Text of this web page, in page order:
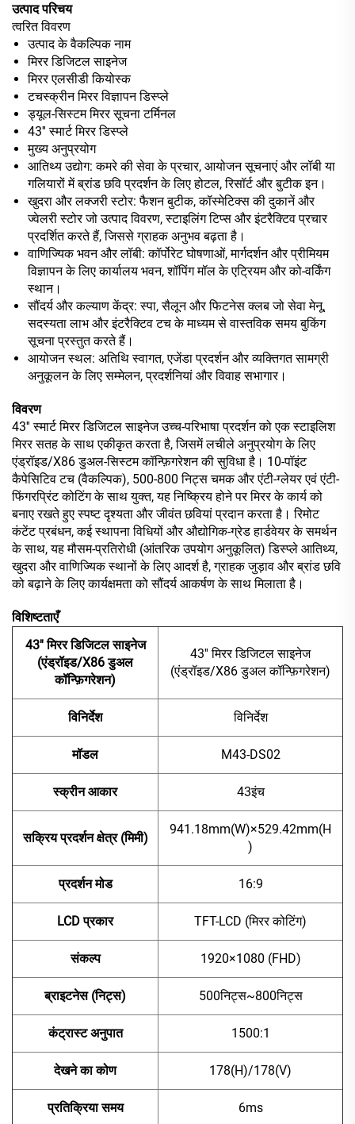
उत्पाद परिचय
त्वरित विवरण
उत्पाद के वैकल्पिक नाम
मिरर डिजिटल साइनेज
मिरर एलसीडी कियोस्क
टचस्क्रीन मिरर विज्ञापन डिस्प्ले
ड्यूल-सिस्टम मिरर सूचना टर्मिनल
43'' स्मार्ट मिरर डिस्प्ले
मुख्य अनुप्रयोग
आतिथ्य उद्योग: कमरे की सेवा के प्रचार, आयोजन सूचनाएं और लॉबी या
गलियारों में ब्रांड छवि प्रदर्शन के लिए होटल, रिसॉर्ट और बुटीक इन।
खुदरा और लक्जरी स्टोर: फैशन बुटीक, कॉस्मेटिक्स की दुकानें और
ज्वेलरी स्टोर जो उत्पाद विवरण, स्टाइलिंग टिप्स और इंटरैक्टिव प्रचार
प्रदर्शित करते हैं, जिससे ग्राहक अनुभव बढ़ता है।
वाणिज्यिक भवन और लॉबी: कॉर्पोरेट घोषणाओं, मार्गदर्शन और प्रीमियम
विज्ञापन के लिए कार्यालय भवन, शॉपिंग मॉल के एट्रियम और को-वर्किंग
स्थान।
सौंदर्य और कल्याण केंद्र: स्पा, सैलून और फिटनेस क्लब जो सेवा मेनू,
सदस्यता लाभ और इंटरैक्टिव टच के माध्यम से वास्तविक समय बुकिंग
सूचना प्रस्तुत करते हैं।
आयोजन स्थल: अतिथि स्वागत, एजेंडा प्रदर्शन और व्यक्तिगत सामग्री
अनुकूलन के लिए सम्मेलन, प्रदर्शनियां और विवाह सभागार।
विवरण
43'' स्मार्ट मिरर डिजिटल साइनेज उच्च-परिभाषा प्रदर्शन को एक स्टाइलिश
मिरर सतह के साथ एकीकृत करता है, जिसमें लचीले अनुप्रयोग के लिए
एंड्रॉइड/X86 डुअल-सिस्टम कॉन्फ़िगरेशन की सुविधा है। 10-पॉइंट
कैपेसिटिव टच (वैकल्पिक), 500-800 निट्स चमक और एंटी-ग्लेयर एवं एंटी-
फिंगरप्रिंट कोटिंग के साथ युक्त, यह निष्क्रिय होने पर मिरर के कार्य को
बनाए रखते हुए स्पष्ट दृश्यता और जीवंत छवियां प्रदान करता है। रिमोट
कंटेंट प्रबंधन, कई स्थापना विधियों और औद्योगिक-ग्रेड हार्डवेयर के समर्थन
के साथ, यह मौसम-प्रतिरोधी (आंतरिक उपयोग अनुकूलित) डिस्प्ले आतिथ्य,
खुदरा और वाणिज्यिक स्थानों के लिए आदर्श है, ग्राहक जुड़ाव और ब्रांड छवि
को बढ़ाने के लिए कार्यक्षमता को सौंदर्य आकर्षण के साथ मिलाता है।
विशिष्टताएँ
43'' मिरर डिजिटल साइनेज
(एंड्रॉइड/X86 डुअल
कॉन्फ़िगरेशन)
43'' मिरर डिजिटल साइनेज
(एंड्रॉइड/X86 डुअल कॉन्फ़िगरेशन)
विनिर्देश विनिर्देश
मॉडल M43-DS02
स्क्रीन आकार 43इंच
सक्रिय प्रदर्शन क्षेत्र (मिमी)
941.18mm(W)×529.42mm(H
)
प्रदर्शन मोड 16:9
LCD प्रकार TFT-LCD (मिरर कोटिंग)
संकल्प 1920×1080 (FHD)
ब्राइटनेस (निट्स) 500निट्स~800निट्स
कंट्रास्ट अनुपात 1500:1
देखने का कोण 178(H)/178(V)
प्रतिक्रिया समय 6ms